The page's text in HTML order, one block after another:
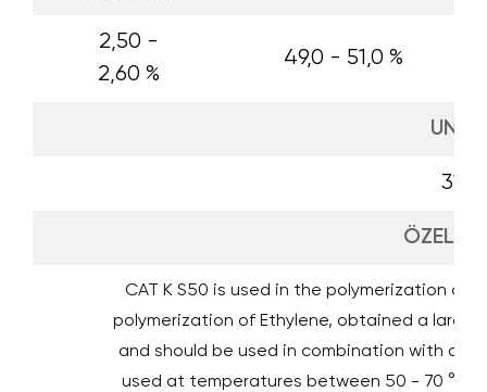
2,50 -
2,60 %
49,0 - 51,0 %
UN
3119
CAT K S50 is used in the polymerization of
polymerization of Ethylene, obtained a large
and should be used in combination with
used at temperatures between 50 - 70 °C